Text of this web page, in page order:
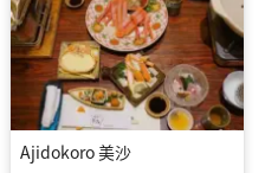
Ajidokoro 美沙